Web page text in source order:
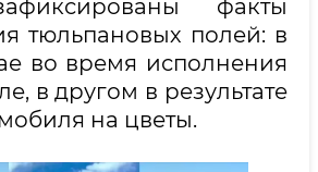
факты
тюльпановых полей: в
во время исполнения
в другом в результате
на цветы.